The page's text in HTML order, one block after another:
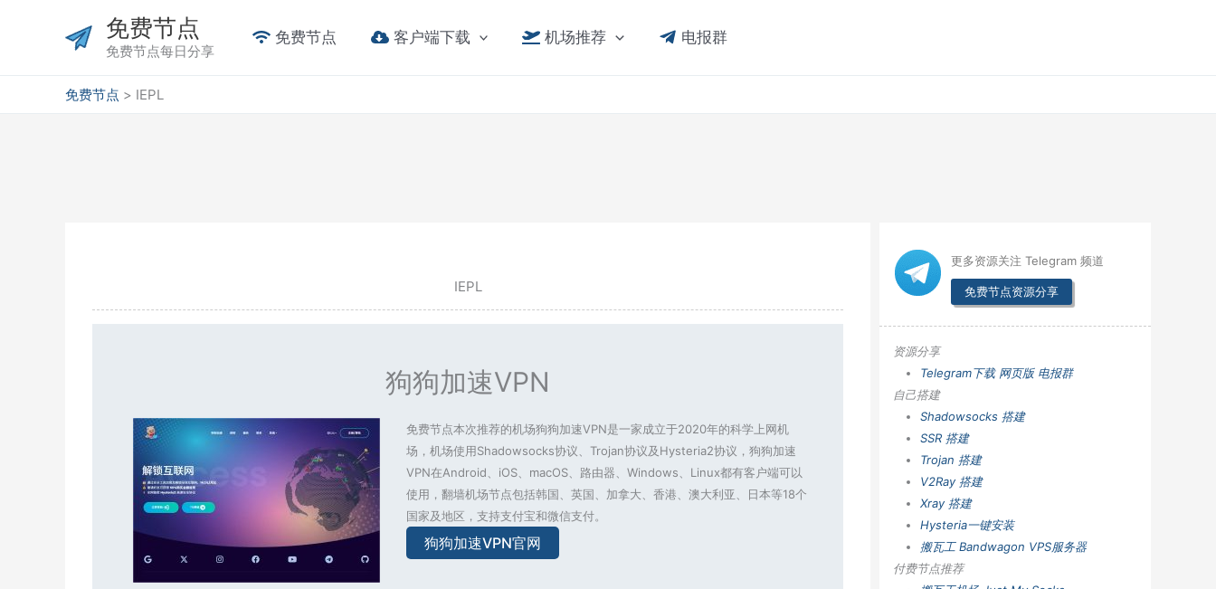
免费节点
免费节点每日分享
免费节点 客户端下载 机场推荐 电报群
免费节点 > IEPL
IEPL
狗狗加速VPN
免费节点本次推荐的机场狗狗加速VPN是一家成立于2020年的科学上网机
场，机场使用Shadowsocks协议、Trojan协议及Hysteria2协议，狗狗加速
VPN在Android、iOS、macOS、路由器、Windows、Linux都有客户端可以
使用，翻墙机场节点包括韩国、英国、加拿大、香港、澳大利亚、日本等18个
国家及地区，支持支付宝和微信支付。
狗狗加速VPN官网
更多资源关注 Telegram 频道
免费节点资源分享
资源分享
Telegram下载 网页版 电报群
自己搭建
Shadowsocks 搭建
SSR 搭建
Trojan 搭建
V2Ray 搭建
Xray 搭建
Hysteria一键安装
搬瓦工 Bandwagon VPS服务器
付费节点推荐